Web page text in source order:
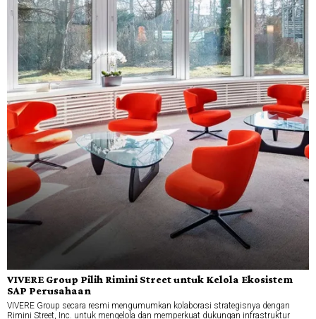
VIVERE Group Pilih Rimini Street untuk Kelola Ekosistem
SAP Perusahaan
VIVERE Group secara resmi mengumumkan kolaborasi strategisnya dengan
Rimini Street, Inc. untuk mengelola dan memperkuat dukungan infrastruktur